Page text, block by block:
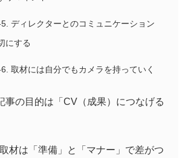
ディレクターとのコミュニケーション
にする
取材には自分でもカメラを持っていく
事の目的は「CV（成果）につなげる
材は「準備」と「マナー」で差がつ